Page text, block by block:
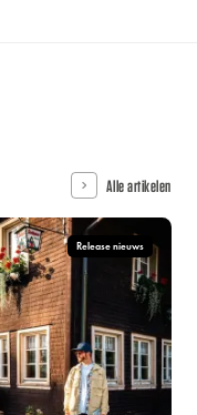
Alle artikelen
Release nieuws